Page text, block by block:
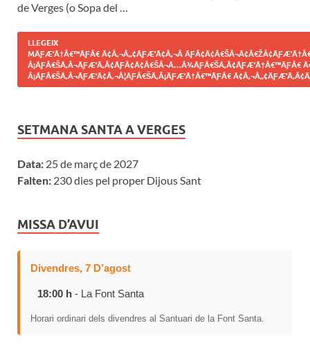
de Verges (o Sopa del …
LLEGEIX
MÃƑÆ’Ã†Â€™ÃƑÂ€ Ã¢Â‚¬Â„¢ÃƑÆ’Ã¢Â‚¬Â
Â¡ÃƑÂ€ŠÃ‚Â¬ÃƑÆ’Ã‚Â¢ÃƑÂ¢Ã¢Â€ŠÂ¬Ã…Â¾ÃƑÂ€ŠÃ‚Â¢ÃƑÆ’Ã†Â€™ÃƑÂ€
Â¡ÃƑÂ€ŠÃ‚Â¬ÃƑÆ’Ã¢Â‚¬Â¦ÃƑÂ€ŠÃ‚Â¡ÃƑÆ’Ã†Â€™ÃƑÂ€
SETMANA SANTA A VERGES
Data: 25 de març de 2027
Falten: 230 dies pel proper Dijous Sant
MISSA D’AVUI
Divendres, 7 D’agost
18:00 h - La Font Santa
Horari ordinari dels divendres al Santuari de la Font Santa.